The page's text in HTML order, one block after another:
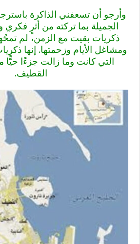
وأرجو أن تسعفني الذاكرة
الجميلة بما تركته من أثرٍ
ذكريات بقيت مع الزمن، لم
ومشاغل الأيام وزحمتها. إنها
التي كانت وما زالت جزءًا حيًّا
القطيف.